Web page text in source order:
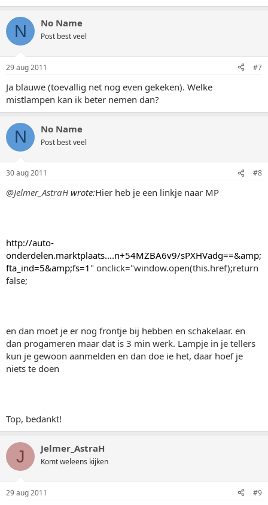
N No Name
Post best veel
29 aug 2011 #7
Ja blauwe (toevallig net nog even gekeken). Welke
mistlampen kan ik beter nemen dan?
N No Name
Post best veel
30 aug 2011 #8
@Jelmer_AstraHwrote:Hier heb je een linkje naar MP
http://auto-
onderdelen.marktplaats....n+54MZBA6v9/sPXHVadg==&amp;
fta_ind=5&amp;fs=1 " onclick="window.open(this.href);return
false;
en dan moet je er nog frontje bij hebben en schakelaar. en
dan progameren maar dat is 3 min werk. Lampje in je tellers
kun je gewoon aanmelden en dan doe ie het, daar hoef je
niets te doen
Top, bedankt!
J Jelmer_AstraH
Komt weleens kijken
29 aug 2011 #9